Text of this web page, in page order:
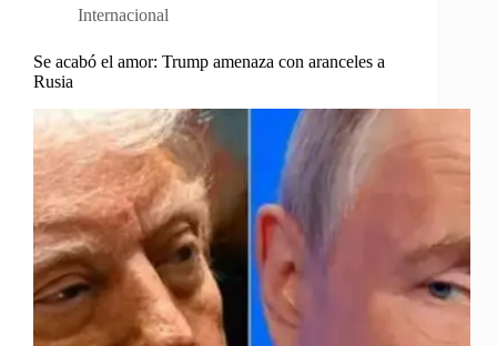
Internacional
Se acabó el amor: Trump amenaza con aranceles a
Rusia